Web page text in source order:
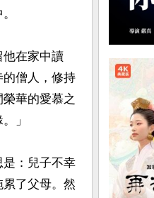
他在家中讀
僧人，修持
華的愛慕之
」
：兒子不幸
了父母。然